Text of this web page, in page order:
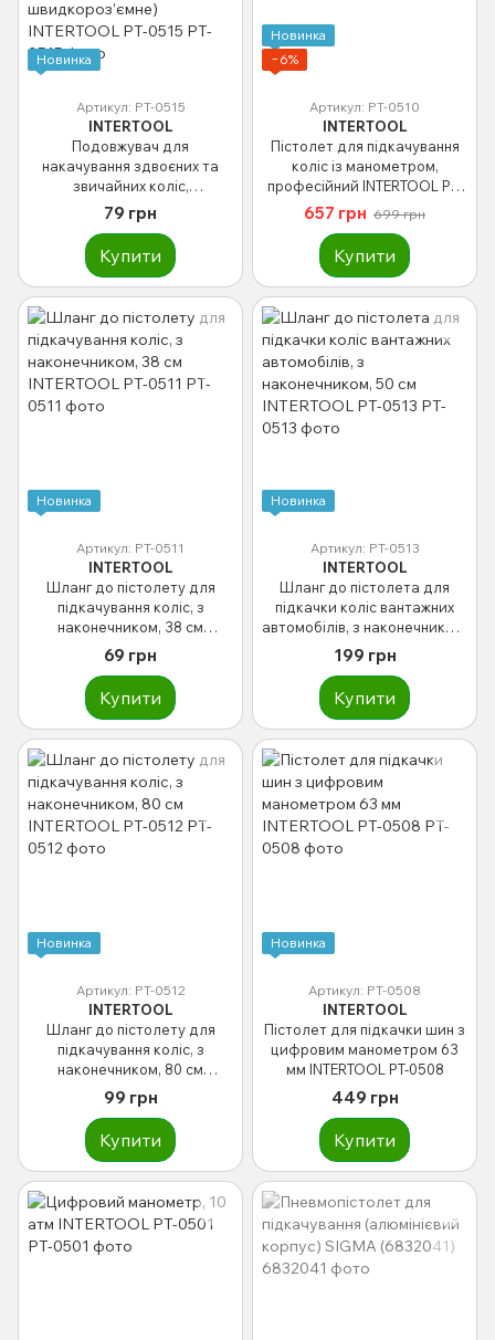
Новинка
Артикул: PT-0515
INTERTOOL
Подовжувач для
накачування здвоєних та
звичайних коліс,
двосторонній, з рукояткою,
два типи з’єднання (шланг 8
мм + швидкороз’ємне)
INTERTOOL PT-0515
79 грн
Купити
Новинка
−6%
Артикул: PT-0510
INTERTOOL
Пістолет для підкачування
коліс із манометром,
професiйний INTERTOOL PT-
657 грн 699 грн
Купити
Новинка
Артикул: PT-0511
INTERTOOL
Шланг до пістолету для
підкачування коліс, з
наконечником, 38 см
INTERTOOL PT-0511
69 грн
Купити
Новинка
Артикул: PT-0513
INTERTOOL
Шланг до пістолета для
підкачки коліс вантажних
автомобілів, з наконечником,
50 см INTERTOOL PT-0513
199 грн
Купити
Новинка
Артикул: PT-0512
INTERTOOL
Шланг до пістолету для
підкачування коліс, з
наконечником, 80 см
INTERTOOL PT-0512
99 грн
Купити
Новинка
Артикул: PT-0508
INTERTOOL
Пістолет для підкачки шин з
цифровим манометром 63
мм INTERTOOL PT-0508
449 грн
Купити